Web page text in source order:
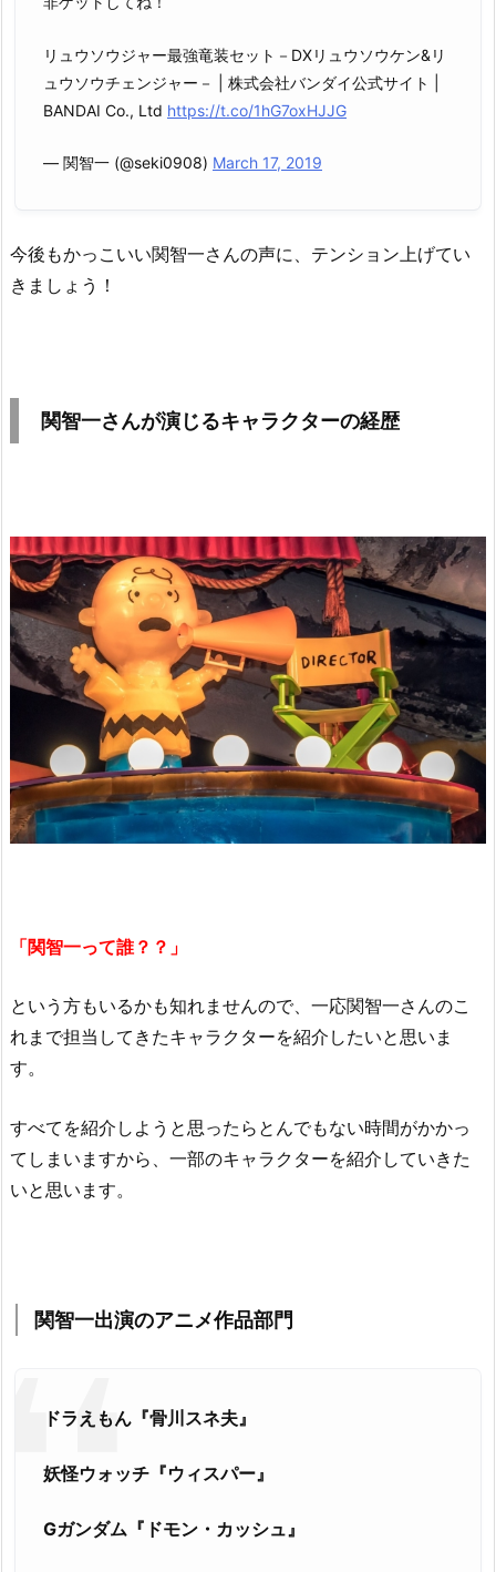
リュウソウジャー最強竜装セット－DXリュウソウケン&リ
ュウソウチェンジャー－ | 株式会社バンダイ公式サイト |
BANDAI Co., Ltd https://t.co/1hG7oxHJJG
— 関智一 (@seki0908) March 17, 2019
今後もかっこいい関智一さんの声に、テンション上げてい
きましょう！
関智一さんが演じるキャラクターの経歴
「関智一って誰？？」
という方もいるかも知れませんので、一応関智一さんのこ
れまで担当してきたキャラクターを紹介したいと思いま
す。
すべてを紹介しようと思ったらとんでもない時間がかかっ
てしまいますから、一部のキャラクターを紹介していきた
いと思います。
関智一出演のアニメ作品部門
ドラえもん『骨川スネ夫』
妖怪ウォッチ『ウィスパー』
Gガンダム『ドモン・カッシュ』